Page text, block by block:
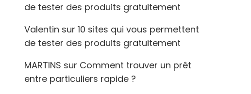
de tester des produits gratuitement
Valentin sur 10 sites qui vous permettent
de tester des produits gratuitement
MARTINS sur Comment trouver un prêt
entre particuliers rapide ?